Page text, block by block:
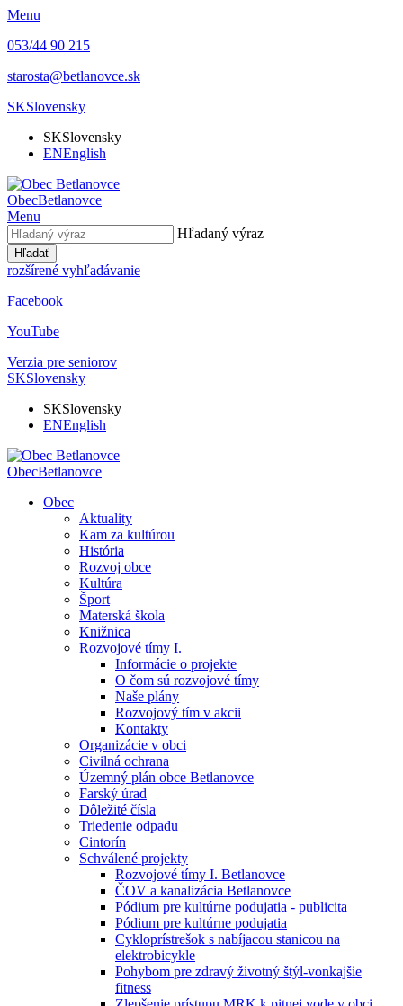
Menu
053/44 90 215
starosta@betlanovce.sk
SKSlovensky
SKSlovensky
ENEnglish
ObecBetlanovce
Menu
Hľadaný výraz
Hľadať
rozšírené vyhľadávanie
Facebook
YouTube
Verzia pre seniorov
SKSlovensky
SKSlovensky
ENEnglish
ObecBetlanovce
Obec
Aktuality
Kam za kultúrou
História
Rozvoj obce
Kultúra
Šport
Materská škola
Knižnica
Rozvojové tímy I.
Informácie o projekte
O čom sú rozvojové tímy
Naše plány
Rozvojový tím v akcii
Kontakty
Organizácie v obci
Civilná ochrana
Územný plán obce Betlanovce
Farský úrad
Dôležité čísla
Triedenie odpadu
Cintorín
Schválené projekty
Rozvojové tímy I. Betlanovce
ČOV a kanalizácia Betlanovce
Pódium pre kultúrne podujatia - publicita
Pódium pre kultúrne podujatia
Cykloprístrešok s nabíjacou stanicou na
elektrobicykle
Pohybom pre zdravý životný štýl-vonkajšie
fitness